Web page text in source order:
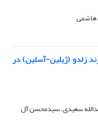
هاشمی
زلدو (ژیلین-آسلین) در
سعیدی، سیدمحسن آل